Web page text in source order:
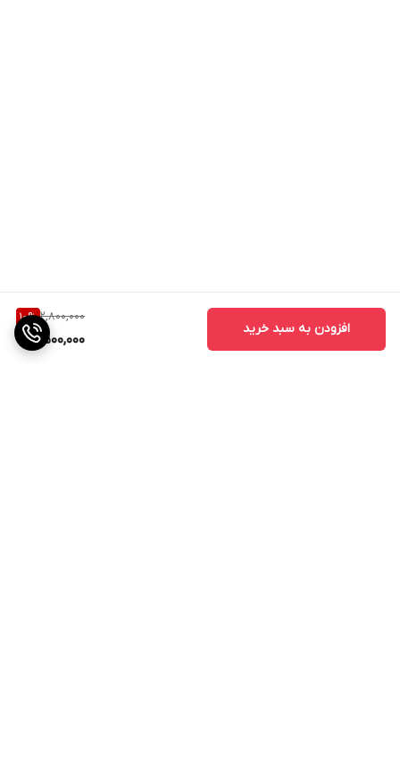
2,800,000
10%
2,500,000
افزودن به سبد خرید